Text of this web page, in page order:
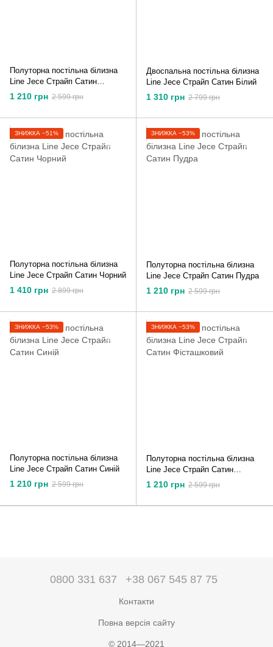
Полуторна постільна білизна
Line Jece Страйп Сатин
Фіолетовий 2
1 210 грн 2 599 грн
Двоспальна постільна білизна
Line Jece Страйп Сатин Білий
1 310 грн 2 799 грн
ЗНИЖКА −51%
Полуторна постільна білизна
Line Jece Страйп Сатин Чорний
1 410 грн 2 899 грн
ЗНИЖКА −53%
Полуторна постільна білизна
Line Jece Страйп Сатин Пудра
1 210 грн 2 599 грн
ЗНИЖКА −53%
Полуторна постільна білизна
Line Jece Страйп Сатин Синій
1 210 грн 2 599 грн
ЗНИЖКА −53%
Полуторна постільна білизна
Line Jece Страйп Сатин
Фісташковий
1 210 грн 2 599 грн
0800 331 637 +38 067 545 87 75
Контакти
Повна версія сайту
© 2014—2021